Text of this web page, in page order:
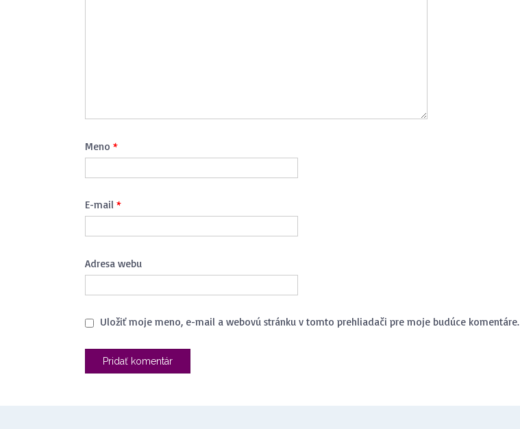
Meno *
E-mail *
Adresa webu
Uložiť moje meno, e-mail a webovú stránku v tomto prehliadači pre moje budúce komentáre.